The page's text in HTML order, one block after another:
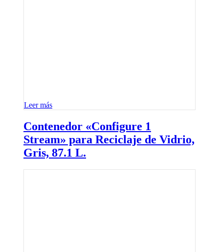
Leer más
Contenedor «Configure 1
Stream» para Reciclaje de Vidrio,
Gris, 87.1 L.